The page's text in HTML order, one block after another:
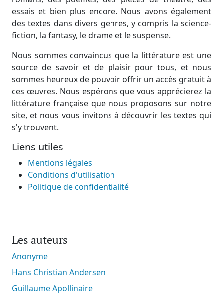
essais et bien plus encore. Nous avons également
des textes dans divers genres, y compris la science-
fiction, la fantasy, le drame et le suspense.
Nous sommes convaincus que la littérature est une
source de savoir et de plaisir pour tous, et nous
sommes heureux de pouvoir offrir un accès gratuit à
ces œuvres. Nous espérons que vous apprécierez la
littérature française que nous proposons sur notre
site, et nous vous invitons à découvrir les textes qui
s'y trouvent.
Liens utiles
Mentions légales
Conditions d'utilisation
Politique de confidentialité
Les auteurs
Anonyme
Hans Christian Andersen
Guillaume Apollinaire